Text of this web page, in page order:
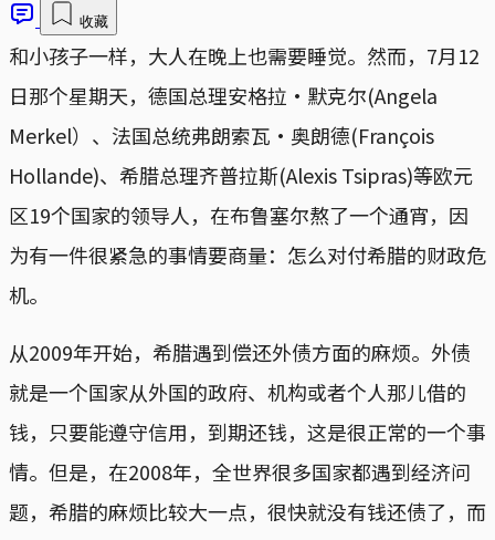
收藏
和小孩子一样，大人在晚上也需要睡觉。然而，7月12
日那个星期天，德国总理安格拉·默克尔(Angela
Merkel）、法国总统弗朗索瓦·奥朗德(François
Hollande)、希腊总理齐普拉斯(Alexis Tsipras)等欧元
区19个国家的领导人，在布鲁塞尔熬了一个通宵，因
为有一件很紧急的事情要商量：怎么对付希腊的财政危
机。
从2009年开始，希腊遇到偿还外债方面的麻烦。外债
就是一个国家从外国的政府、机构或者个人那儿借的
钱，只要能遵守信用，到期还钱，这是很正常的一个事
情。但是，在2008年，全世界很多国家都遇到经济问
题，希腊的麻烦比较大一点，很快就没有钱还债了，而